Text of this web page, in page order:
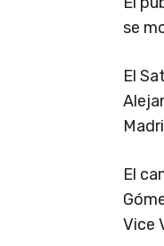
se
El
El
Vice